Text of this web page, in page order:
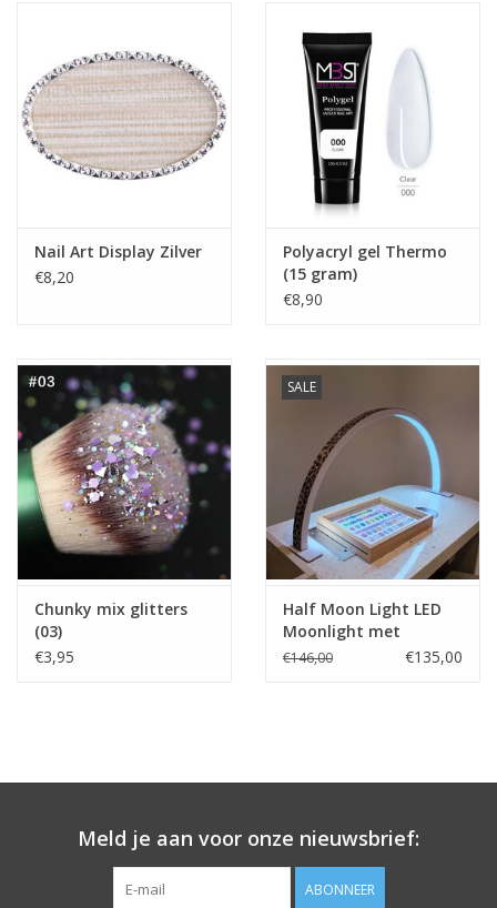
Nail Art Display Zilver
€8,20
Polyacryl gel Thermo
(15 gram)
€8,90
Chunky mix glitters
(03)
€3,95
SALE
Half Moon Light LED
Moonlight met
diamonds panterprint
€146,00 €135,00
Meld je aan voor onze nieuwsbrief:
ABONNEER